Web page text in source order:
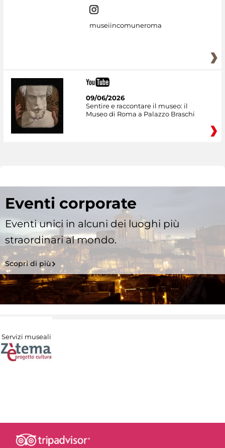
museiincomuneroma
09/06/2026
Sentire e raccontare il museo: il
Museo di Roma a Palazzo Braschi
Eventi corporate
Eventi unici in alcuni dei luoghi più
straordinari al mondo.
Scopri di più
Servizi museali